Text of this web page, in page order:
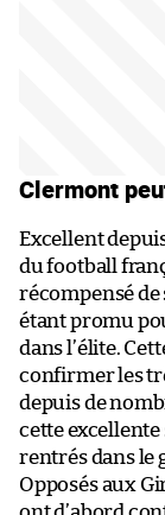
Clermont
Excellent
du football
récompensé
étant promu
dans l’élite.
confirmer les
depuis de
cette
rentrés dans le
Opposés aux